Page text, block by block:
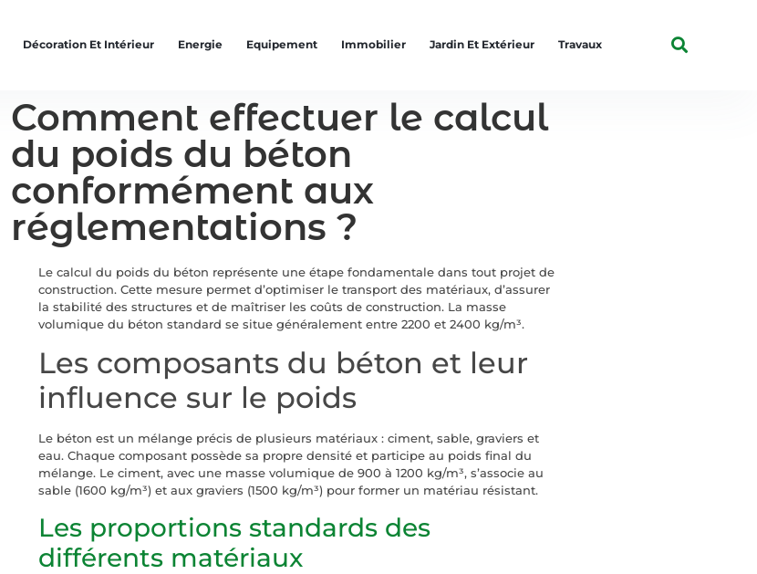
Décoration Et Intérieur Energie Equipement Immobilier Jardin Et Extérieur Travaux
Comment effectuer le calcul
du poids du béton
conformément aux
réglementations ?
Le calcul du poids du béton représente une étape fondamentale dans tout projet de
construction. Cette mesure permet d’optimiser le transport des matériaux, d’assurer
la stabilité des structures et de maîtriser les coûts de construction. La masse
volumique du béton standard se situe généralement entre 2200 et 2400 kg/m³.
Les composants du béton et leur
influence sur le poids
Le béton est un mélange précis de plusieurs matériaux : ciment, sable, graviers et
eau. Chaque composant possède sa propre densité et participe au poids final du
mélange. Le ciment, avec une masse volumique de 900 à 1200 kg/m³, s’associe au
sable (1600 kg/m³) et aux graviers (1500 kg/m³) pour former un matériau résistant.
Les proportions standards des
différents matériaux